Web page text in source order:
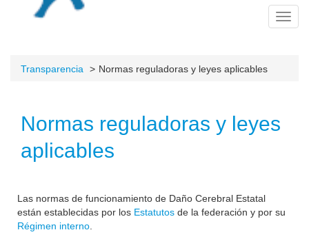
Transparencia Normas reguladoras y leyes aplicables
Normas reguladoras y leyes
aplicables
Las normas de funcionamiento de Daño Cerebral Estatal
están establecidas por los Estatutos de la federación y por su
Régimen interno